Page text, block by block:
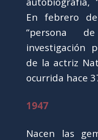
En febrero
“persona
investigación
de la actriz
ocurrida hace
1947
Nacen las